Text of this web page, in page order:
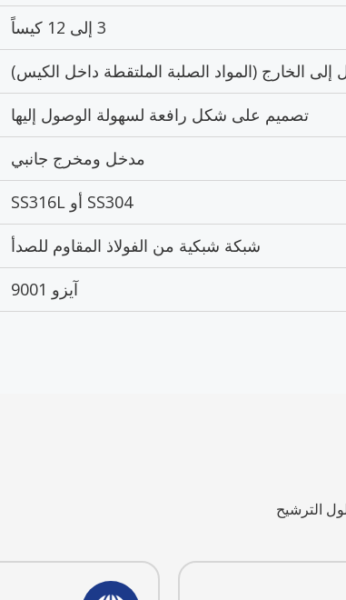
3 إلى 12 كيساً
إلى الخارج (المواد الصلبة الملتقطة داخل الكيس)
تصميم على شكل رافعة لسهولة الوصول إليها
مدخل ومخرج جانبي
SS304 أو SS316L
شبكة شبكية من الفولاذ المقاوم للصدأ
آيزو 9001
الترشيح